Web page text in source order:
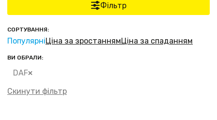
Фільтр
СОРТУВАННЯ:
ПопулярніЦіна за зростаннямЦіна за спаданням
ВИ ОБРАЛИ:
DAF
Скинути фільтр